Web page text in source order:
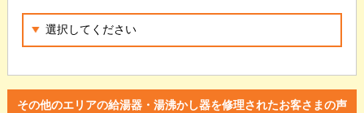
その他のエリアの給湯器・湯沸かし器を修理されたお客さまの声